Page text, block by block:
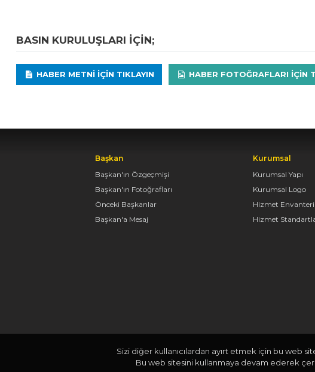
BASIN KURULUŞLARI IÇIN;
HABER METNI IÇIN TIKLAYIN HABER FOTOĞRAFLARI IÇIN
Başkan
Başkan'ın Özgeçmişi
Başkan'ın Fotoğrafları
Önceki Başkanlar
Başkan'a Mesaj
Kurumsal
Kurumsal Yapı
Kurumsal Logo
Hizmet Envanteri
Hizmet
Sizi diğer kullanıcılardan ayırt etmek için bu web
Bu web sitesini kullanmaya devam ederek